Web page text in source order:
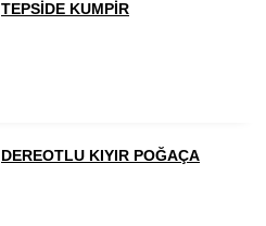
TEPSİDE KUMPİR
DEREOTLU KIYIR POĞAÇA